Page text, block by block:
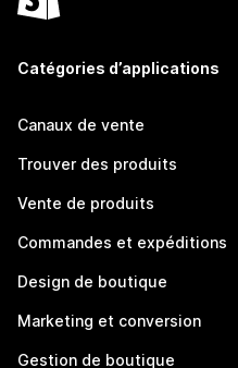
Catégories d’applications
Canaux de vente
Trouver des produits
Vente de produits
Commandes et expéditions
Design de boutique
Marketing et conversion
Gestion de boutique